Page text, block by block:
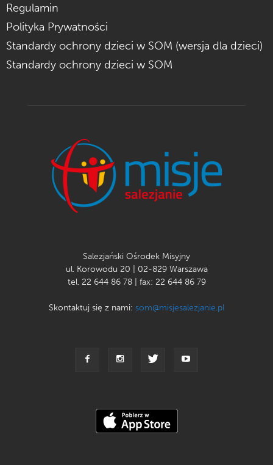
Regulamin
Polityka Prywatności
Standardy ochrony dzieci w SOM (wersja dla dzieci)
Standardy ochrony dzieci w SOM
Salezjański Ośrodek Misyjny
ul. Korowodu 20 | 02-829 Warszawa
tel. 22 644 86 78 | fax: 22 644 86 79
Skontaktuj się z nami: som@misjesalezjanie.pl